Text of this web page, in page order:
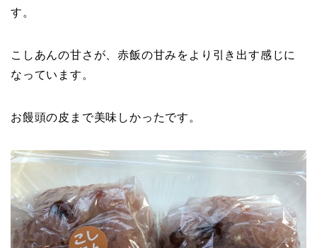
す。
こしあんの甘さが、赤飯の甘みをより引き出す感じに
なっています。
お饅頭の皮まで美味しかったです。